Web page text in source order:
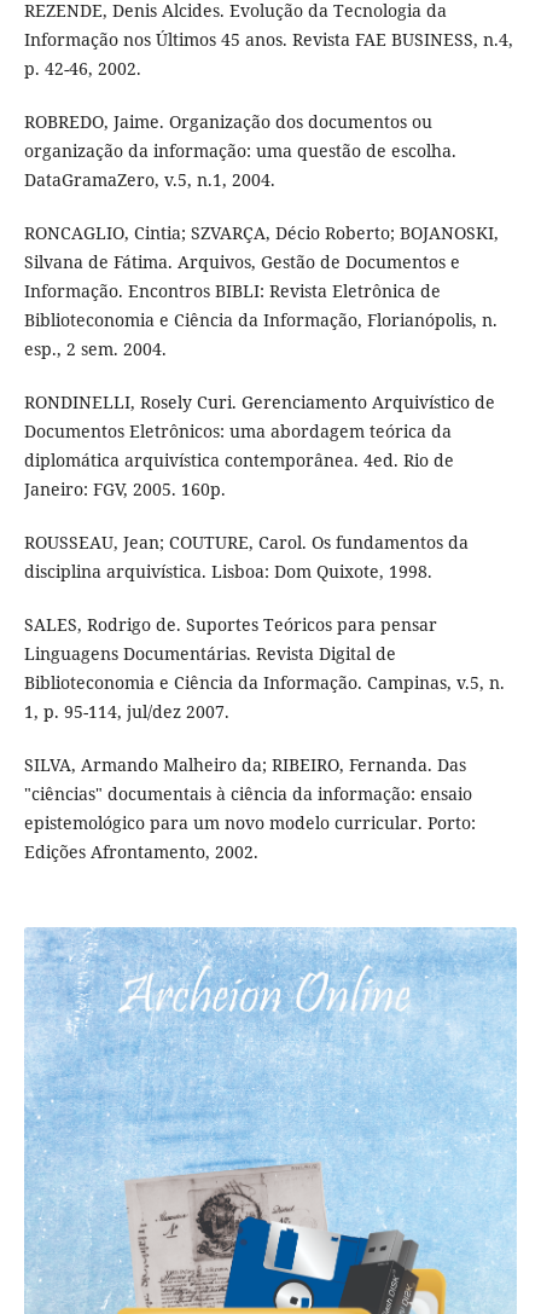
REZENDE, Denis Alcides. Evolução da Tecnologia da
Informação nos Últimos 45 anos. Revista FAE BUSINESS, n.4,
p. 42-46, 2002.
ROBREDO, Jaime. Organização dos documentos ou
organização da informação: uma questão de escolha.
DataGramaZero, v.5, n.1, 2004.
RONCAGLIO, Cintia; SZVARÇA, Décio Roberto; BOJANOSKI,
Silvana de Fátima. Arquivos, Gestão de Documentos e
Informação. Encontros BIBLI: Revista Eletrônica de
Biblioteconomia e Ciência da Informação, Florianópolis, n.
esp., 2 sem. 2004.
RONDINELLI, Rosely Curi. Gerenciamento Arquivístico de
Documentos Eletrônicos: uma abordagem teórica da
diplomática arquivística contemporânea. 4ed. Rio de
Janeiro: FGV, 2005. 160p.
ROUSSEAU, Jean; COUTURE, Carol. Os fundamentos da
disciplina arquivística. Lisboa: Dom Quixote, 1998.
SALES, Rodrigo de. Suportes Teóricos para pensar
Linguagens Documentárias. Revista Digital de
Biblioteconomia e Ciência da Informação. Campinas, v.5, n.
1, p. 95-114, jul/dez 2007.
SILVA, Armando Malheiro da; RIBEIRO, Fernanda. Das
"ciências" documentais à ciência da informação: ensaio
epistemológico para um novo modelo curricular. Porto:
Edições Afrontamento, 2002.